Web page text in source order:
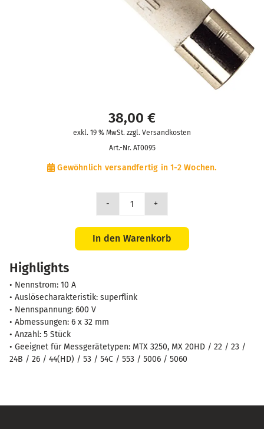
38,00 €
exkl. 19 % MwSt. zzgl. Versandkosten
Art.-Nr. AT0095
Gewöhnlich versandfertig in 1-2 Wochen.
5
Sicherung
10
V
Menge
In den Warenkorb
Highlights
• Nennstrom: 10 A
• Auslösecharakteristik: superflink
• Nennspannung: 600 V
• Abmessungen: 6 x 32 mm
• Anzahl: 5 Stück
• Geeignet für Messgerätetypen: MTX 3250, MX 20HD / 22 / 23 /
24B / 26 / 44(HD) / 53 / 54C / 553 / 5006 / 5060